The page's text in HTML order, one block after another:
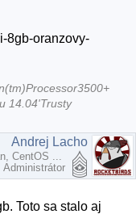
8gb-oranzovy-
14.04'Trusty
Andrej Lacho
CentOS ...
Administrátor
Toto sa stalo aj